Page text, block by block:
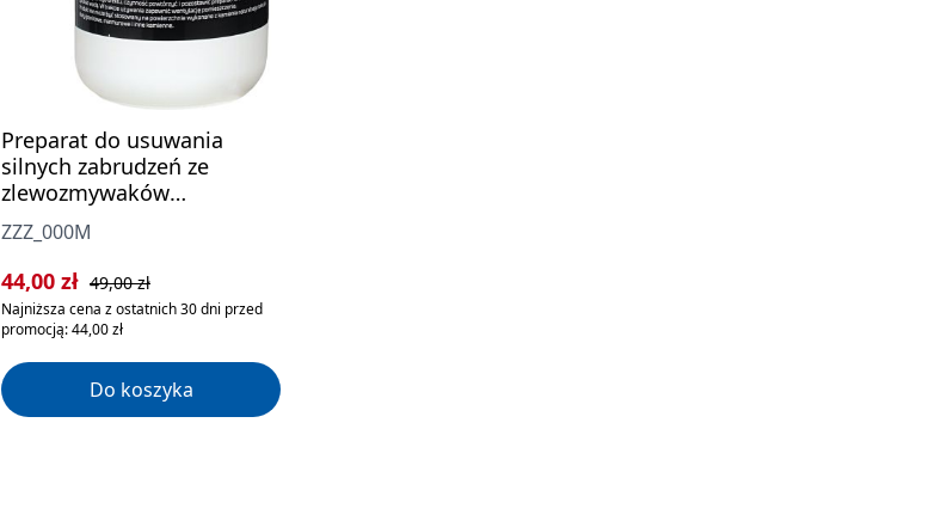
Preparat do usuwania
silnych zabrudzeń ze
zlewozmywaków
granitowych
ZZZ_000M
Cena sprzedaży:
44,00 zł Cena regularna:
49,00 zł
Najniższa cena z ostatnich 30 dni przed
promocją: 44,00 zł
Do koszyka